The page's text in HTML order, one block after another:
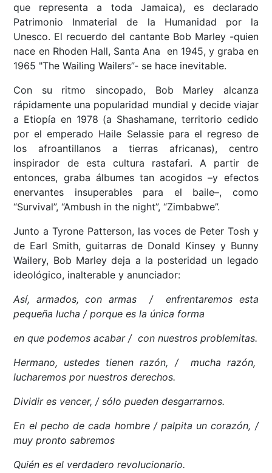
que representa a toda Jamaica), es declarado
Patrimonio Inmaterial de la Humanidad por la
Unesco. El recuerdo del cantante Bob Marley -quien
nace en Rhoden Hall, Santa Ana en 1945, y graba en
1965 "The Wailing Wailers”- se hace inevitable.
Con su ritmo sincopado, Bob Marley alcanza
rápidamente una popularidad mundial y decide viajar
a Etiopía en 1978 (a Shashamane, territorio cedido
por el emperado Haile Selassie para el regreso de
los afroantillanos a tierras africanas), centro
inspirador de esta cultura rastafari. A partir de
entonces, graba álbumes tan acogidos –y efectos
enervantes insuperables para el baile–, como
“Survival”, “Ambush in the night”, “Zimbabwe”.
Junto a Tyrone Patterson, las voces de Peter Tosh y
de Earl Smith, guitarras de Donald Kinsey y Bunny
Wailery, Bob Marley deja a la posteridad un legado
ideológico, inalterable y anunciador:
Así, armados, con armas / enfrentaremos esta
pequeña lucha / porque es la única forma
en que podemos acabar / con nuestros problemitas.
Hermano, ustedes tienen razón, / mucha razón,
lucharemos por nuestros derechos.
Dividir es vencer, / sólo pueden desgarrarnos.
En el pecho de cada hombre / palpita un corazón, /
muy pronto sabremos
Quién es el verdadero revolucionario.